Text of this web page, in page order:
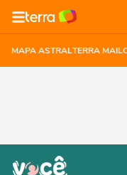
MAPA ASTRALTERRA MAIL